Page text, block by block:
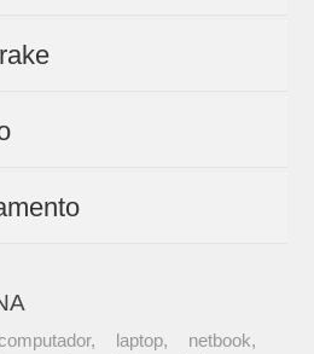
laptop, netbook,